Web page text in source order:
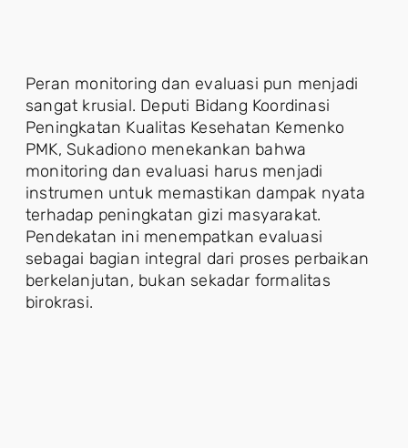
Peran monitoring dan evaluasi pun menjadi
sangat krusial. Deputi Bidang Koordinasi
Peningkatan Kualitas Kesehatan Kemenko
PMK, Sukadiono menekankan bahwa
monitoring dan evaluasi harus menjadi
instrumen untuk memastikan dampak nyata
terhadap peningkatan gizi masyarakat.
Pendekatan ini menempatkan evaluasi
sebagai bagian integral dari proses perbaikan
berkelanjutan, bukan sekadar formalitas
birokrasi.